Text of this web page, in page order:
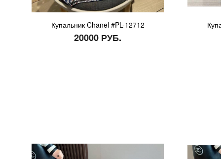
Купальник Chanel #PL-12712
20000 РУБ.